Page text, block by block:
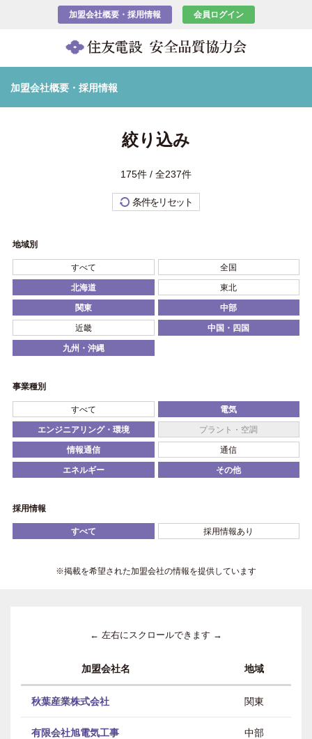
加盟会社概要・採用情報 会員ログイン
加盟会社概要・採用情報
絞り込み
175件 / 全237件
条件をリセット
地域別
すべて 全国
北海道 東北
関東 中部
近畿 中国・四国
九州・沖縄
事業種別
すべて 電気
エンジニアリング・環境 プラント・空調
情報通信 通信
エネルギー その他
採用情報
すべて 採用情報あり
※掲載を希望された加盟会社の情報を提供しています
← 左右にスクロールできます →
加盟会社名 地域
秋葉産業株式会社 関東
有限会社旭電気工事 中部